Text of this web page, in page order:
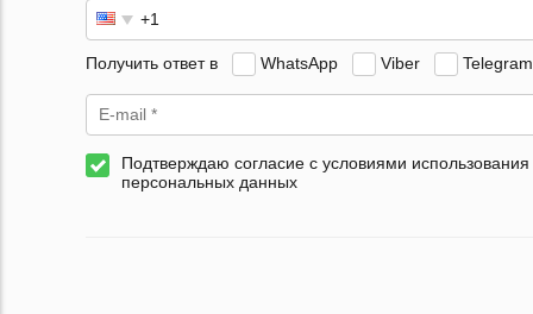
Получить ответ в WhatsApp Viber Telegram
Подтверждаю согласие с условиями использования
персональных данных